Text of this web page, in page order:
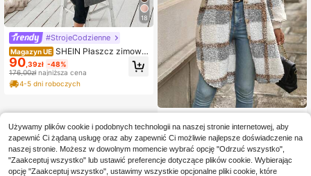
18
#StrojeCodzienne
Magazyn UE SHEIN Płaszcz zimowy,
modny i wszechstronny, z kołnierz
em karbowanym i paskiem, jesienn
o-zimowy, na uniwersytet, jesienna
odzież damska
90 ,39zł -48%
176,00złnajniższa cena
4-5 dni roboczych
19 Left
137 ,70zł
138,00złnajniższa cena
4-5 dni roboczych
Używamy plików cookie i podobnych technologii na naszej stronie internetowej, aby
zapewnić Ci żądaną usługę oraz aby zapewnić Ci możliwie najlepsze doświadczenie na
naszej stronie. Możesz w dowolnym momencie wybrać opcję "Odrzuć wszystko",
"Zaakceptuj wszystko" lub ustawić preferencje dotyczące plików cookie. Wybierając
opcję "Zaakceptuj wszystko", ustawimy wszystkie opcjonalne pliki cookie, które